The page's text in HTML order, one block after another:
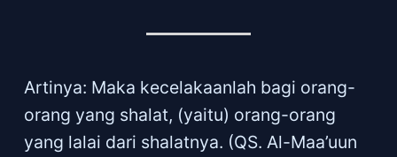
Artinya: Maka kecelakaanlah bagi orang-
orang yang shalat, (yaitu) orang-orang
yang lalai dari shalatnya. (QS. Al-Maa’uun